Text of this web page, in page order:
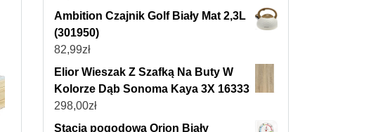
Ambition Czajnik Golf Biały Mat 2,3L
(301950)
82,99zł
Elior Wieszak Z Szafką Na Buty W
Kolorze Dąb Sonoma Kaya 3X 16333
298,00zł
Stacja pogodowa Orion Biały